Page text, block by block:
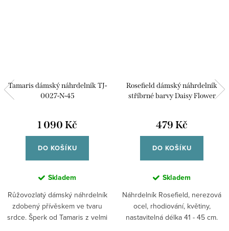
Tamaris dámský náhrdelník TJ-
0027-N-45
1 090 Kč
DO KOŠÍKU
Skladem
Růžovozlatý dámský náhrdelník
zdobený přívěskem ve tvaru
srdce. Šperk od Tamaris z velmi
Rosefield dámský náhrdelník
stříbrné barvy Daisy Flower
479 Kč
DO KOŠÍKU
Skladem
Náhrdelník Rosefield, nerezová
ocel, rhodiování, květiny,
nastavitelná délka 41 - 45 cm.